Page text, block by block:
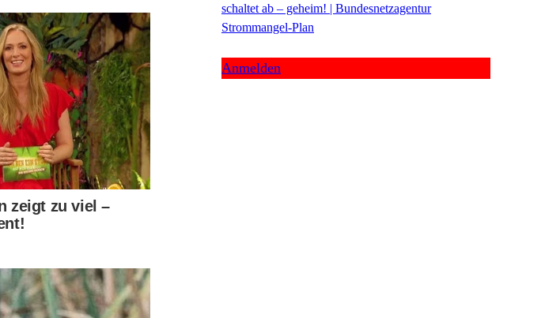
schaltet ab – geheim! | Bundesnetzagentur
Strommangel-Plan
Anmelden